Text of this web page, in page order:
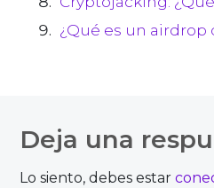
¿Qué es un
Deja una
Lo siento, debes estar